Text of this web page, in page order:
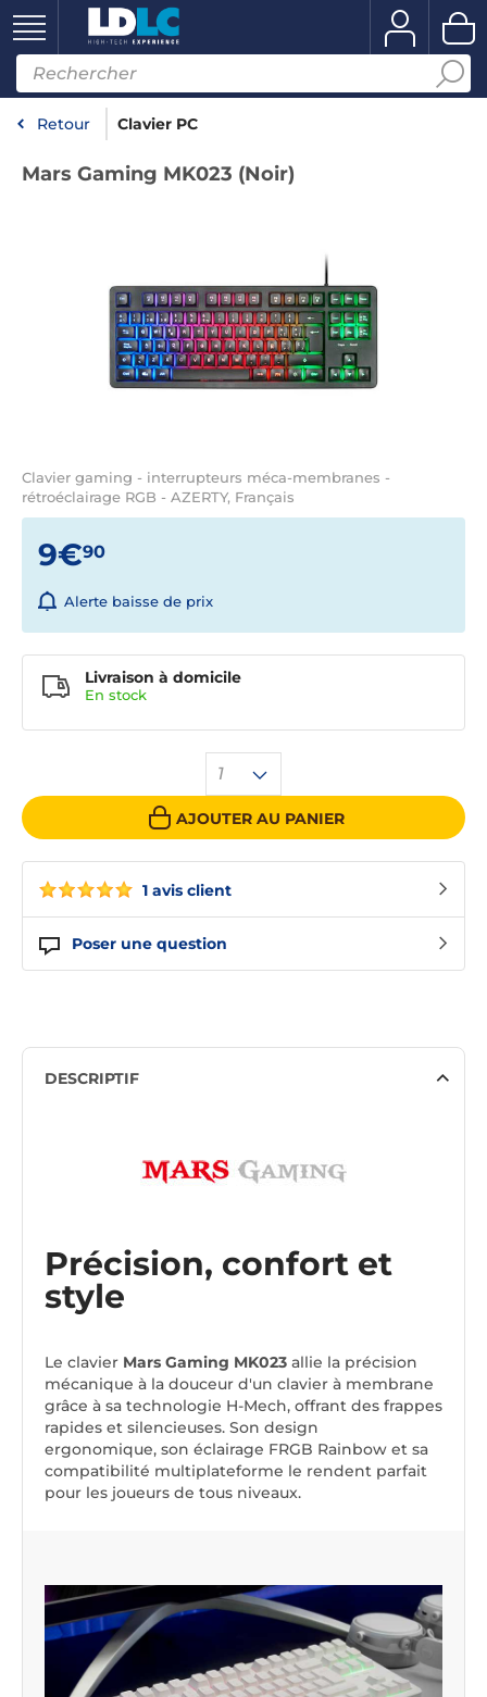
Retour Clavier PC
Mars Gaming MK023 (Noir)
Clavier gaming - interrupteurs méca-membranes -
rétroéclairage RGB - AZERTY, Français
1 avis client
Poser une question
9€90
Alerte baisse de prix
1
AJOUTER AU PANIER
Livraison à domicile
En stock
DESCRIPTIF
Précision, confort et
style
Le clavier Mars Gaming MK023 allie la précision
mécanique à la douceur d'un clavier à membrane
grâce à sa technologie H-Mech, offrant des frappes
rapides et silencieuses. Son design
ergonomique, son éclairage FRGB Rainbow et sa
compatibilité multiplateforme le rendent parfait
pour les joueurs de tous niveaux.